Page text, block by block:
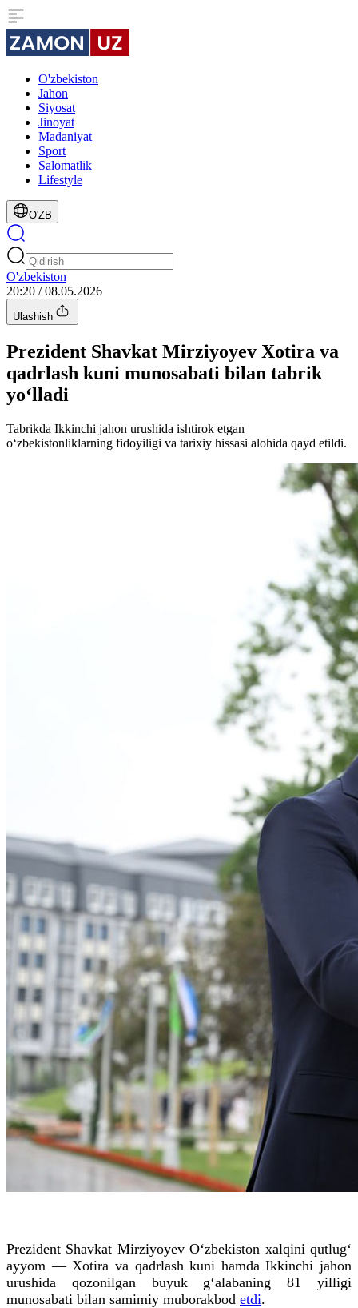
O'zbekiston
Jahon
Siyosat
Jinoyat
Madaniyat
Sport
Salomatlik
Lifestyle
O'ZB
O'zbekiston
20:20 / 08.05.2026
Ulashish
Prezident Shavkat Mirziyoyev Xotira va
qadrlash kuni munosabati bilan tabrik
yo‘lladi
Tabrikda Ikkinchi jahon urushida ishtirok etgan
o‘zbekistonliklarning fidoyiligi va tarixiy hissasi alohida qayd etildi.
Prezident Shavkat Mirziyoyev O‘zbekiston xalqini qutlug‘
ayyom — Xotira va qadrlash kuni hamda Ikkinchi jahon
urushida qozonilgan buyuk g‘alabaning 81 yilligi
munosabati bilan samimiy muborakbod etdi.